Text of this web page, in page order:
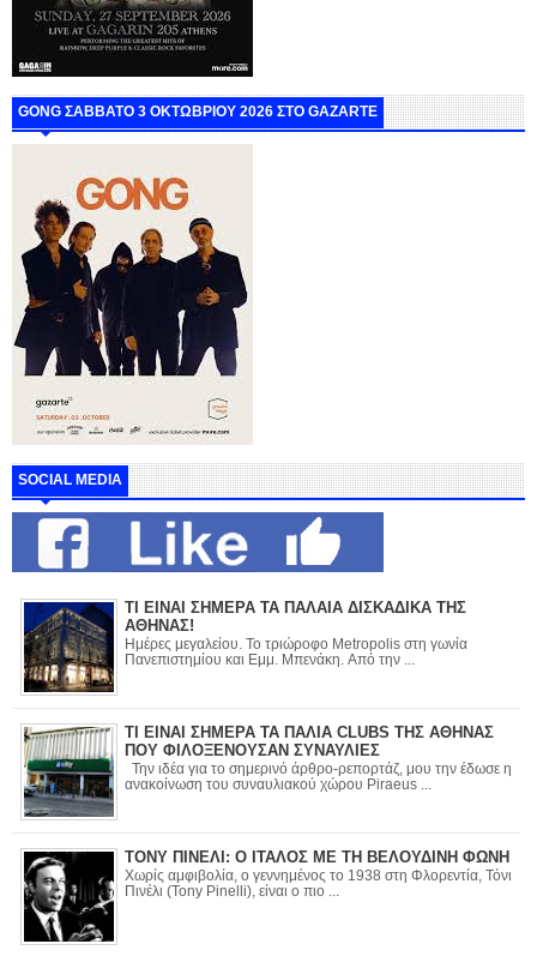
GONG ΣΑΒΒΑΤΟ 3 ΟΚΤΩΒΡΙΟΥ 2026 ΣΤΟ GAZARTE
SOCIAL MEDIA
ΤΙ ΕΙΝΑΙ ΣΗΜΕΡΑ ΤΑ ΠΑΛΑΙΑ ΔΙΣΚΑΔΙΚΑ ΤΗΣ
ΑΘΗΝΑΣ!
Ημέρες μεγαλείου. Το τριώροφο Metropolis στη γωνία
Πανεπιστημίου και Εμμ. Μπενάκη. Από την ...
ΤΙ ΕΙΝΑΙ ΣΗΜΕΡΑ ΤΑ ΠΑΛΙΑ CLUBS ΤΗΣ ΑΘΗΝΑΣ
ΠΟΥ ΦΙΛΟΞΕΝΟΥΣΑΝ ΣΥΝΑΥΛΙΕΣ
Την ιδέα για το σημερινό άρθρο-ρεπορτάζ, μου την έδωσε η
ανακοίνωση του συναυλιακού χώρου Piraeus ...
ΤΟΝΥ ΠΙΝΕΛΙ: Ο ΙΤΑΛΟΣ ΜΕ ΤΗ ΒΕΛΟΥΔΙΝΗ ΦΩΝΗ
Χωρίς αμφιβολία, ο γεννημένος το 1938 στη Φλορεντία, Τόνι
Πινέλι (Tony Pinelli), είναι ο πιο ...